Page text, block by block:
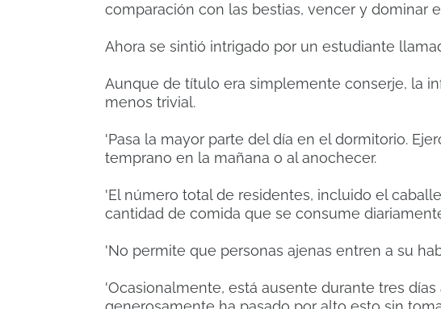
comparación con las bestias, vencer y dominar
Ahora se sintió intrigado por un estudiante
Aunque de título era simplemente conserje, la
menos trivial.
'Pasa la mayor parte del día en el dormitorio.
temprano en la mañana o al anochecer.
'El número total de residentes, incluido el
cantidad de comida que se consume
'No permite que personas ajenas entren a su
'Ocasionalmente, está ausente durante tres